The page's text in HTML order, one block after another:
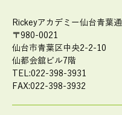
Rickeyアカデミー仙台青葉通
〒980-0021
仙台市青葉区中央2-2-10
仙都会舘ビル7階
TEL:022-398-3931
FAX:022-398-3932